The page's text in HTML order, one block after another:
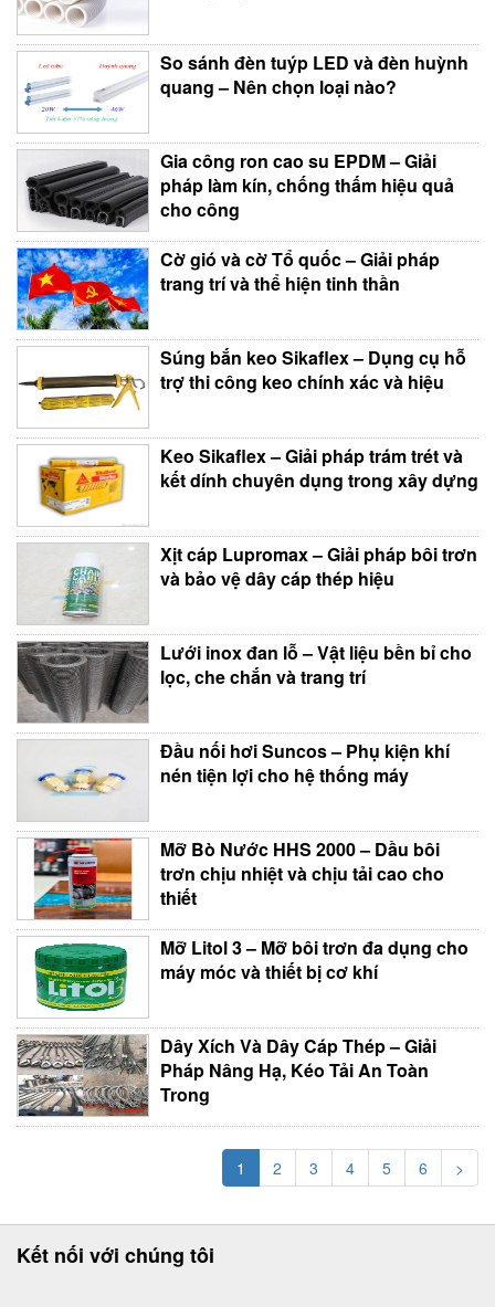
So sánh đèn tuýp LED và đèn huỳnh
quang – Nên chọn loại nào?
Gia công ron cao su EPDM – Giải
pháp làm kín, chống thấm hiệu quả
cho công
Cờ gió và cờ Tổ quốc – Giải pháp
trang trí và thể hiện tinh thần
Súng bắn keo Sikaflex – Dụng cụ hỗ
trợ thi công keo chính xác và hiệu
Keo Sikaflex – Giải pháp trám trét và
kết dính chuyên dụng trong xây dựng
Xịt cáp Lupromax – Giải pháp bôi trơn
và bảo vệ dây cáp thép hiệu
Lưới inox đan lỗ – Vật liệu bền bỉ cho
lọc, che chắn và trang trí
Đầu nối hơi Suncos – Phụ kiện khí
nén tiện lợi cho hệ thống máy
Mỡ Bò Nước HHS 2000 – Dầu bôi
trơn chịu nhiệt và chịu tải cao cho
thiết
Mỡ Litol 3 – Mỡ bôi trơn đa dụng cho
máy móc và thiết bị cơ khí
Dây Xích Và Dây Cáp Thép – Giải
Pháp Nâng Hạ, Kéo Tải An Toàn
Trong
1 2 3 4 5 6 >
Kết nối với chúng tôi